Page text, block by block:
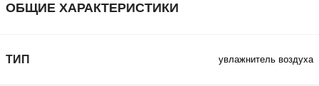
ОБЩИЕ ХАРАКТЕРИСТИКИ
ТИП увлажнитель воздуха